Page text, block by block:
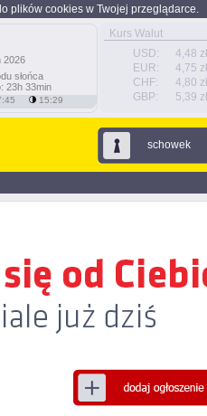
plików cookies w Twojej przeglądarce.
Kurs Walut
USD:
4,48 zł
EUR:
4,75 zł
CHF:
4,80 zł
GBP:
5,39 zł
2026
słońca
23h 33min
15:29
schowek